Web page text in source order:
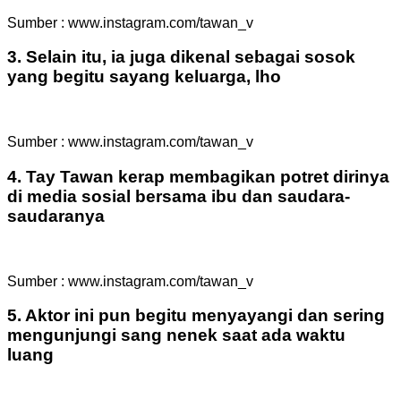
Sumber : www.instagram.com/tawan_v
3. Selain itu, ia juga dikenal sebagai sosok
yang begitu sayang keluarga, lho
Sumber : www.instagram.com/tawan_v
4. Tay Tawan kerap membagikan potret dirinya
di media sosial bersama ibu dan saudara-
saudaranya
Sumber : www.instagram.com/tawan_v
5. Aktor ini pun begitu menyayangi dan sering
mengunjungi sang nenek saat ada waktu
luang